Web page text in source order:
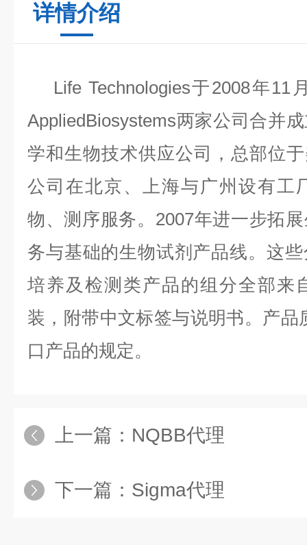
详情介绍
Life Technologies于2008年11
AppliedBiosystems两家公司合并
学和生物技术供应公司，总部位
公司在北京、上海与广州设有工
物、测序服务。2007年进一步拓
务与基础的生物试剂产品线。这
培养及检测类产品的组分全部来
装，附带中文标签与说明书。产
口产品的规定。
上一篇： NQBB代理
下一篇： Sigma代理